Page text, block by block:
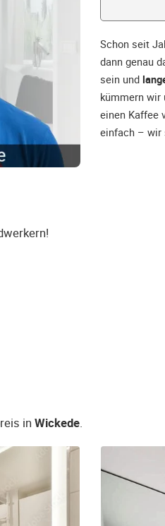
Schon seit
dann genau
sein und
kümmern wir
einen Kaffee
einfach – wir
in Wickede.